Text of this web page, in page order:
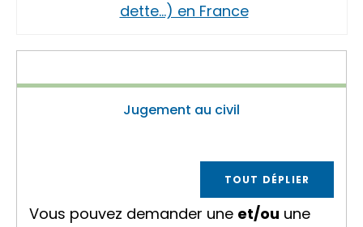
dette…) en France
Jugement au civil
TOUT DÉPLIER
Vous pouvez demander une et/ou une